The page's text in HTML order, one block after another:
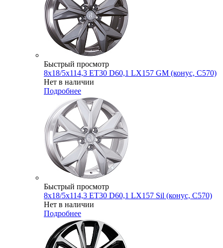
Быстрый просмотр
8x18/5x114,3 ET30 D60,1 LX157 GM (конус, C570)
Нет в наличии
Подробнее
Быстрый просмотр
8x18/5x114,3 ET30 D60,1 LX157 Sil (конус, C570)
Нет в наличии
Подробнее